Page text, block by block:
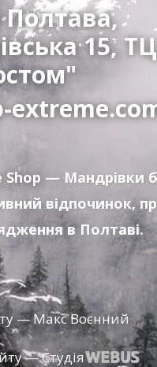
Полтава,
15,
Shop — Мандрівки
відпочинок,
в Полтаві.
— Макс Воєнний
— Студія